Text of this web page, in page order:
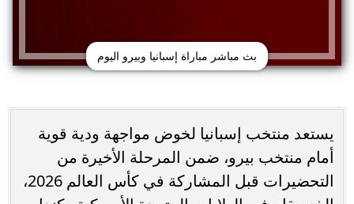
بث مباشر مباراة إسبانيا وبيرو اليوم
يستعد منتخب إسبانيا لخوض مواجهة ودية قوية
أمام منتخب بيرو، ضمن المرحلة الأخيرة من
التحضيرات قبل المشاركة في كأس العالم 2026،